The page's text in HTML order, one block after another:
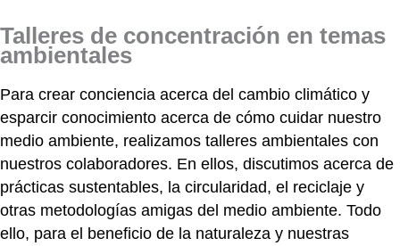
Talleres de concentración en temas
ambientales
Para crear conciencia acerca del cambio climático y
esparcir conocimiento acerca de cómo cuidar nuestro
medio ambiente, realizamos talleres ambientales con
nuestros colaboradores. En ellos, discutimos acerca de
prácticas sustentables, la circularidad, el reciclaje y
otras metodologías amigas del medio ambiente. Todo
ello, para el beneficio de la naturaleza y nuestras